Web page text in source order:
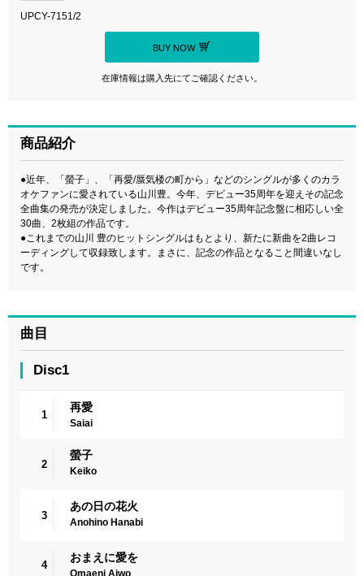
UPCY-7151/2
BUY NOW
在庫情報は購入先にてご確認ください。
商品紹介
●近年、「螢子」、「再愛/蜃気楼の町から」などのシングルが多くのカラ
オケファンに愛されている山川豊。今年、デビュー35周年を迎えその記念
全曲集の発売が決定しました。今作はデビュー35周年記念盤に相応しい全
30曲、2枚組の作品です。
●これまでの山川 豊のヒットシングルはもとより、新たに新曲を2曲レコ
ーディングして収録致します。まさに、記念の作品となること間違いなし
です。
曲目
Disc1
1
再愛
Saiai
2
螢子
Keiko
3
あの日の花火
Anohino Hanabi
4
おまえに愛を
Omaeni Aiwo